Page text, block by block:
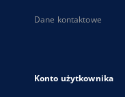
Dane kontaktowe
Konto użytkownika